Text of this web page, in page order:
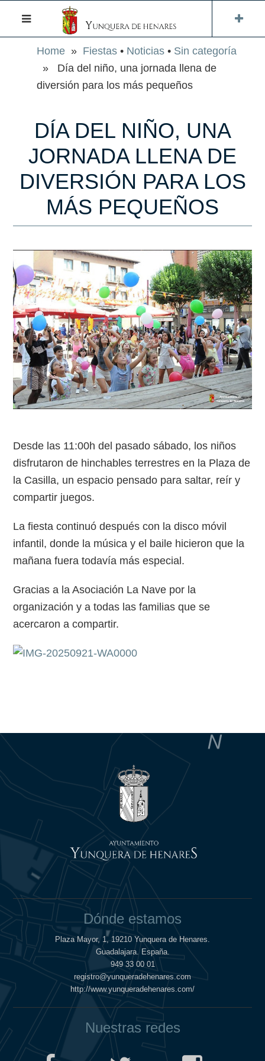
Home » Fiestas • Noticias • Sin categoría
» Día del niño, una jornada llena de
diversión para los más pequeños
DÍA DEL NIÑO, UNA
JORNADA LLENA DE
DIVERSIÓN PARA LOS
MÁS PEQUEÑOS
Desde las 11:00h del pasado sábado, los niños
disfrutaron de hinchables terrestres en la Plaza de
la Casilla, un espacio pensado para saltar, reír y
compartir juegos.
La fiesta continuó después con la disco móvil
infantil, donde la música y el baile hicieron que la
mañana fuera todavía más especial.
Gracias a la Asociación La Nave por la
organización y a todas las familias que se
acercaron a compartir.
Dónde estamos
Plaza Mayor, 1, 19210 Yunquera de Henares.
Guadalajara. España.
949 33 00 01
registro@yunqueradehenares.com
http://www.yunqueradehenares.com/
Nuestras redes